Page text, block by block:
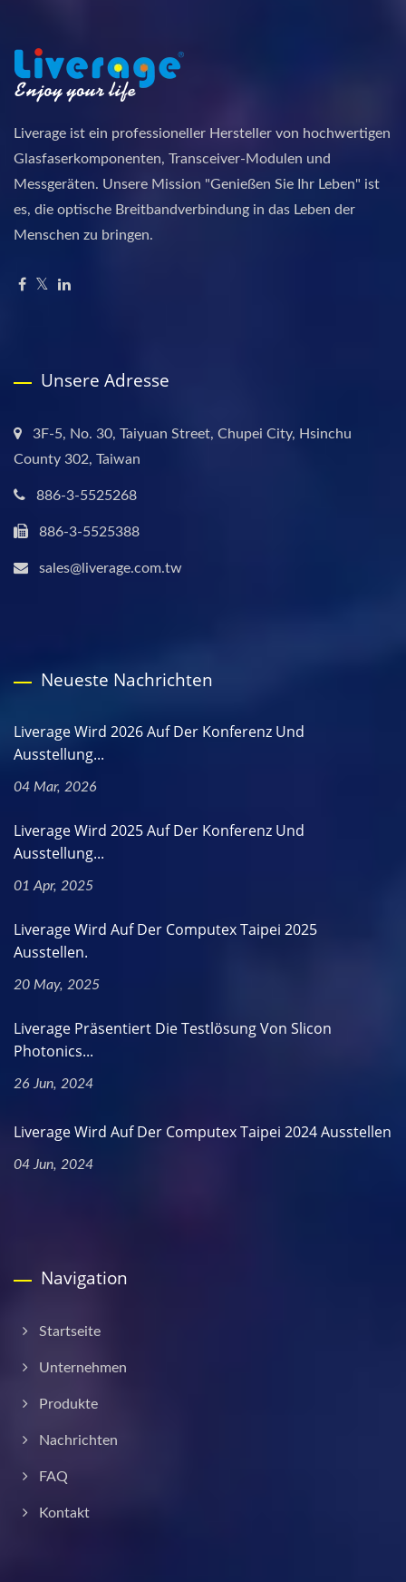
Liverage ist ein professioneller Hersteller von hochwertigen
Glasfaserkomponenten, Transceiver-Modulen und
Messgeräten. Unsere Mission "Genießen Sie Ihr Leben" ist
es, die optische Breitbandverbindung in das Leben der
Menschen zu bringen.
Unsere Adresse
3F-5, No. 30, Taiyuan Street, Chupei City, Hsinchu
County 302, Taiwan
886-3-5525268
886-3-5525388
sales@liverage.com.tw
Neueste Nachrichten
Liverage Wird 2026 Auf Der Konferenz Und
Ausstellung...
04 Mar, 2026
Liverage Wird 2025 Auf Der Konferenz Und
Ausstellung...
01 Apr, 2025
Liverage Wird Auf Der Computex Taipei 2025
Ausstellen.
20 May, 2025
Liverage Präsentiert Die Testlösung Von Slicon
Photonics...
26 Jun, 2024
Liverage Wird Auf Der Computex Taipei 2024 Ausstellen
04 Jun, 2024
Navigation
Startseite
Unternehmen
Produkte
Nachrichten
FAQ
Kontakt